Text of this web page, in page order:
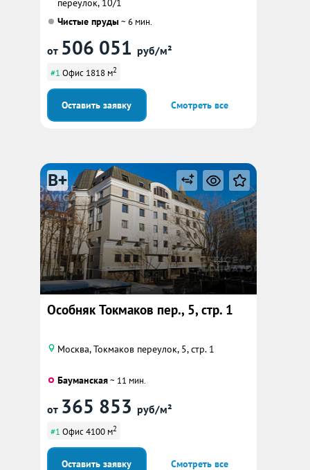
переулок, 10/1
Чистые пруды ~ 6 мин.
от 506 051 руб/м²
#1 Офис 1818 м2
Оставить заявку Смотреть все
B+
Особняк Токмаков пер., 5, стр. 1
Москва, Токмаков переулок, 5, стр. 1
Бауманская~ 11 мин.
от 365 853 руб/м²
#1 Офис 4100 м2
Оставить заявку Смотреть все